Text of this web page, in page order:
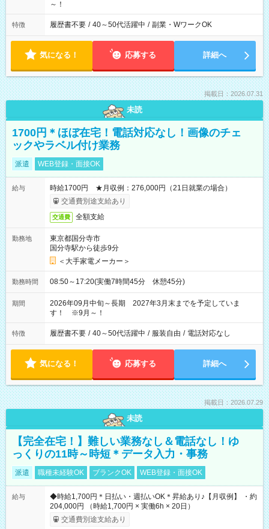
～！
特徴 履歴書不要 / 40～50代活躍中 / 副業・WワークOK
気になる！ 応募する 詳細へ
掲載日：2026.07.31
未読
1700円＊ほぼ在宅！電話対応なし！画像のチェ
ックやラベル付け業務
派遣 WEB登録・面接OK
給与
時給1700円 ★月収例：276,000円（21日就業の場合）
交通費別途支給あり
交通費 全額支給
勤務地
東京都国分寺市
国分寺駅から徒歩9分
＜大手家電メーカー＞
勤務時間 08:50～17:20(実働7時間45分 休憩45分)
期間
2026年09月中旬～長期 2027年3月末までを予定していま
す！ ※9月～！
特徴 履歴書不要 / 40～50代活躍中 / 服装自由 / 電話対応なし
気になる！ 応募する 詳細へ
掲載日：2026.07.29
未読
【完全在宅！】難しい業務なし＆電話なし！ゆ
っくりの11時～時短＊データ入力・事務
派遣 職種未経験OK ブランクOK WEB登録・面接OK
給与
◆時給1,700円＊日払い・週払いOK＊昇給あり♪【月収例】 ・約
204,000円 （時給1,700円 × 実働6h × 20日）
交通費別途支給あり